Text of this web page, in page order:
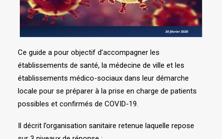
Ce guide a pour objectif d’accompagner les
établissements de santé, la médecine de ville et les
établissements médico-sociaux dans leur démarche
locale pour se préparer à la prise en charge de patients
possibles et confirmés de COVID-19.
Il décrit l’organisation sanitaire retenue laquelle repose